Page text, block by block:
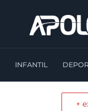
INFANTIL
+